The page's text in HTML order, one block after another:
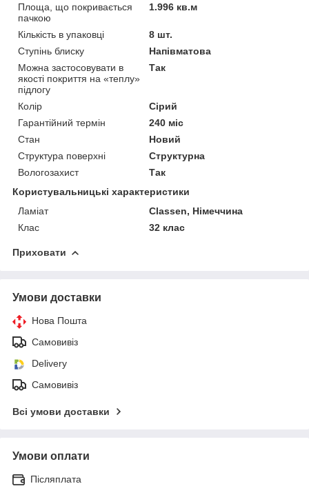
Площа, що покривається
пачкою
1.996 кв.м
Кількість в упаковці
8 шт.
Ступінь блиску
Напівматова
Можна застосовувати в
якості покриття на «теплу»
підлогу
Так
Колір
Сірий
Гарантійний термін
240 міс
Стан
Новий
Структура поверхні
Структурна
Вологозахист
Так
Користувальницькі характеристики
Ламіат
Classen, Німеччина
Клас
32 клас
Приховати
Умови доставки
Нова Пошта
Самовивіз
Delivery
Самовивіз
Всі умови доставки
Умови оплати
Післяплата